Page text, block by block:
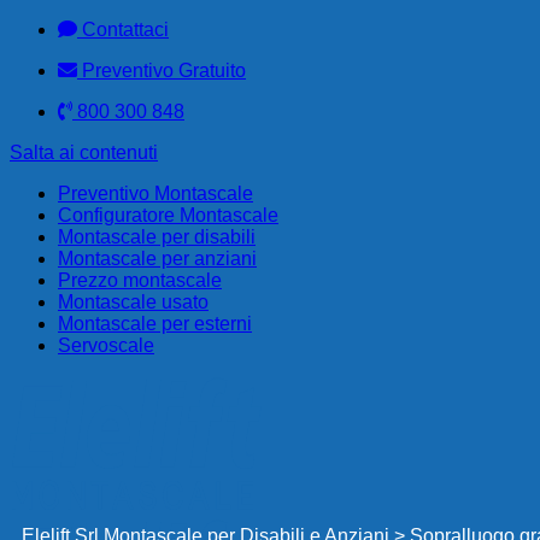
Contattaci
Preventivo Gratuito
800 300 848
Salta ai contenuti
Preventivo Montascale
Configuratore Montascale
Montascale per disabili
Montascale per anziani
Prezzo montascale
Montascale usato
Montascale per esterni
Servoscale
Elelift Srl Montascale per Disabili e Anziani > Sopralluogo